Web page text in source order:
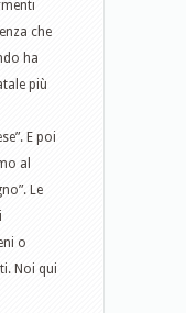
che
ha
più
E poi
al
Le
o
Noi qui